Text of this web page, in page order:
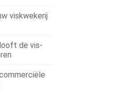
viskwekerij
de vis-